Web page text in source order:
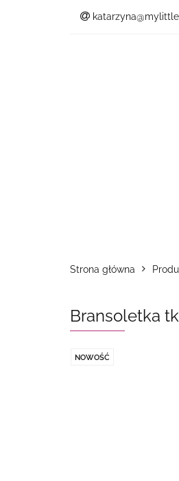
Strona główna
Bransoletka
NOWOŚĆ